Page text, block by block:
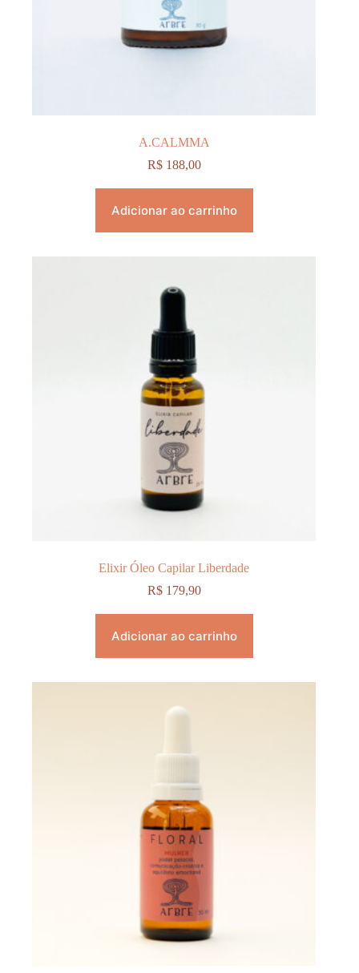
A.CALMMA
R$188,00
Adicionar ao carrinho
Elixir Óleo Capilar Liberdade
R$179,90
Adicionar ao carrinho